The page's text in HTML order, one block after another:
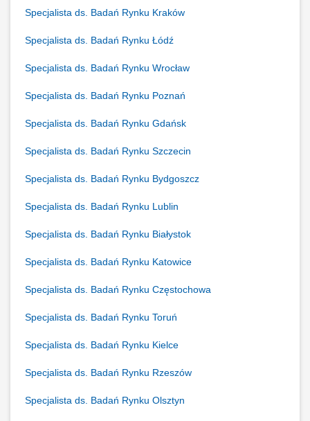
Specjalista ds. Badań Rynku Kraków
Specjalista ds. Badań Rynku Łódź
Specjalista ds. Badań Rynku Wrocław
Specjalista ds. Badań Rynku Poznań
Specjalista ds. Badań Rynku Gdańsk
Specjalista ds. Badań Rynku Szczecin
Specjalista ds. Badań Rynku Bydgoszcz
Specjalista ds. Badań Rynku Lublin
Specjalista ds. Badań Rynku Białystok
Specjalista ds. Badań Rynku Katowice
Specjalista ds. Badań Rynku Częstochowa
Specjalista ds. Badań Rynku Toruń
Specjalista ds. Badań Rynku Kielce
Specjalista ds. Badań Rynku Rzeszów
Specjalista ds. Badań Rynku Olsztyn